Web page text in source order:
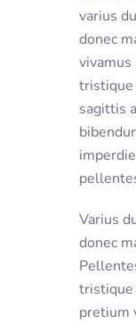
varius
donec
tristique
sagittis
Varius
donec
tristique
pretium